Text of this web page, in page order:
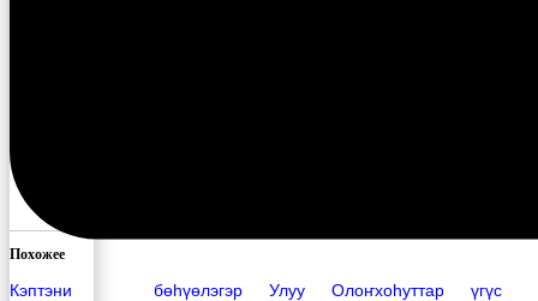
Похожее
Кэптэни бөһүөлэгэр
Улуу Олоҥхоһуттар үгүс